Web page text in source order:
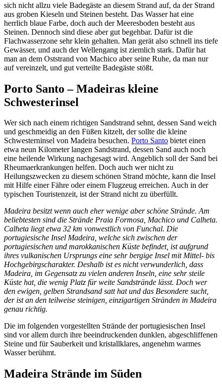
sich nicht allzu viele Badegäste an diesem Strand auf, da der Strand
aus groben Kieseln und Steinen besteht. Das Wasser hat eine
herrlich blaue Farbe, doch auch der Meeresboden besteht aus
Steinen. Dennoch sind diese aber gut begehbar. Dafür ist die
Flachwasserzone sehr klein gehalten. Man gerät also schnell ins tiefe
Gewässer, und auch der Wellengang ist ziemlich stark. Dafür hat
man an dem Oststrand von Machico aber seine Ruhe, da man nur
auf vereinzelt, und gut verteilte Badegäste stößt.
Porto Santo – Madeiras kleine
Schwesterinsel
Wer sich nach einem richtigen Sandstrand sehnt, dessen Sand weich
und geschmeidig an den Füßen kitzelt, der sollte die kleine
Schwesterninsel von Madeira besuchen. Porto Santo bietet einen
etwa neun Kilometer langen Sandstrand, dessen Sand auch noch
eine heilende Wirkung nachgesagt wird. Angeblich soll der Sand bei
Rheumaerkrankungen helfen. Doch auch wer nicht zu
Heilungszwecken zu diesem schönen Strand möchte, kann die Insel
mit Hilfe einer Fähre oder einem Flugzeug erreichen. Auch in der
typischen Touristenzeit, ist der Strand nicht zu überfüllt.
Madeira besitzt wenn auch eher wenige aber schöne Strände. Am
beliebtesten sind die Strände Praia Formosa, Machico und Calheta.
Calheta liegt etwa 32 km vonwestlich von Funchal. Die
portugiesische Insel Madeira, welche sich zwischen der
portugiesischen und marokkanischen Küste befindet, ist aufgrund
ihres vulkanischen Ursprungs eine sehr bergige Insel mit Mittel- bis
Hochgebirgscharakter. Deshalb ist es nicht verwunderlich, dass
Madeira, im Gegensatz zu vielen anderen Inseln, eine sehr steile
Küste hat, die wenig Platz für weite Sandstrände lässt. Doch wer
den ewigen, gelben Strandsand satt hat und das Besondere sucht,
der ist an den teilweise steinigen, einzigartigen Stränden in Madeira
genau richtig.
Die im folgenden vorgestellten Strände der portugiesischen Insel
sind vor allem durch ihre beeindruckenden dunklen, abgeschliffenen
Steine und für Sauberkeit und kristallklares, angenehm warmes
Wasser berühmt.
Madeira Strände im Süden